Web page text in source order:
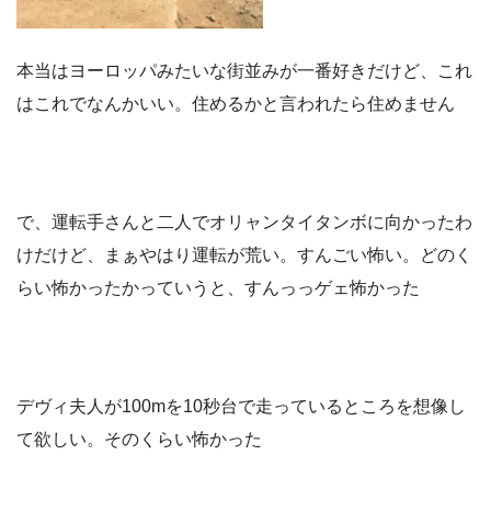
本当はヨーロッパみたいな街並みが一番好きだけど、これ
はこれでなんかいい。住めるかと言われたら住めません
で、運転手さんと二人でオリャンタイタンボに向かったわ
けだけど、まぁやはり運転が荒い。すんごい怖い。どのく
らい怖かったかっていうと、すんっっゲェ怖かった
デヴィ夫人が100mを10秒台で走っているところを想像し
て欲しい。そのくらい怖かった